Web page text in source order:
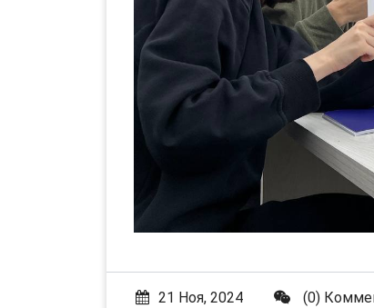
21 Ноя, 2024 (0)